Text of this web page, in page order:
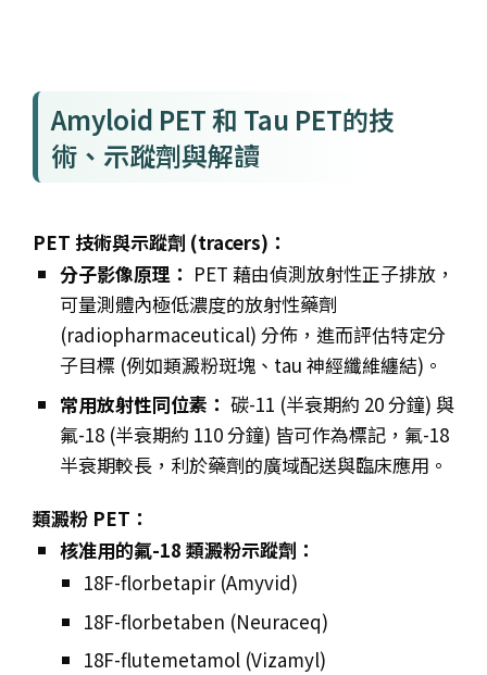
Amyloid PET 和 Tau PET的技
術、示蹤劑與解讀
PET 技術與示蹤劑 (tracers)：
分子影像原理： PET 藉由偵測放射性正子排放，
可量測體內極低濃度的放射性藥劑
(radiopharmaceutical) 分佈，進而評估特定分
子目標 (例如類澱粉斑塊、tau 神經纖維纏結)。
常用放射性同位素： 碳-11 (半衰期約 20 分鐘) 與
氟-18 (半衰期約 110 分鐘) 皆可作為標記，氟-18
半衰期較長，利於藥劑的廣域配送與臨床應用。
類澱粉 PET：
核准用的氟-18 類澱粉示蹤劑：
18F-florbetapir (Amyvid)
18F-florbetaben (Neuraceq)
18F-flutemetamol (Vizamyl)